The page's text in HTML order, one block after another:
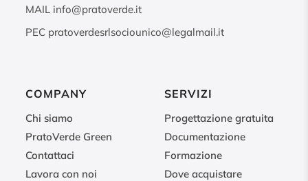
MAIL info@pratoverde.it
PEC pratoverdesrlsociounico@legalmail.it
COMPANY
Chi siamo
PratoVerde Green
Contattaci
Lavora con noi
SERVIZI
Progettazione gratuita
Documentazione
Formazione
Dove acquistare